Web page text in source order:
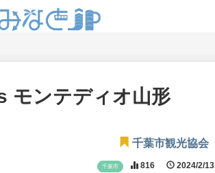
ンテディオ山形
千葉市観光協会
千葉市 816 2024/2/13